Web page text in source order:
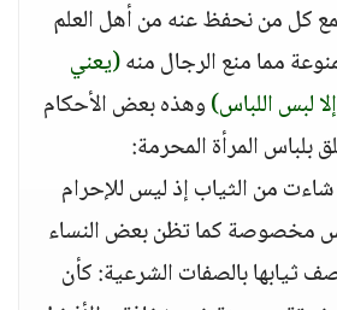
كل من نحفظ عنه من أهل العلم
مما منع الرجال منه(يعني
لبس اللباس)وهذه بعض الأحكام
بلباس المرأة المحرمة:
شاءت من الثياب إذ ليس للإحرام
مخصوصة كما تظن بعض النساء
ثيابها بالصفات الشرعية: كأن